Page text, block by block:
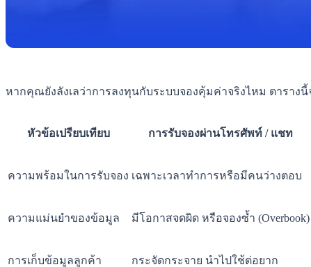
หากคุณยังลังเลว่าการลงทุนกับระบบจองคุ้มค่าจริงไหม ตารา
หัวข้อเปรียบเทียบ การรับจองผ่านโทรศัพท์ / แชท
ความพร้อมในการรับจอง เฉพาะเวลาทำการหรือมีคนว่างตอบ
ความแม่นยำของข้อมูล มีโอกาสจดผิด หรือจองซ้ำ (Overbook)
การเก็บข้อมูลลูกค้า กระจัดกระจาย นำไปใช้ต่อยาก